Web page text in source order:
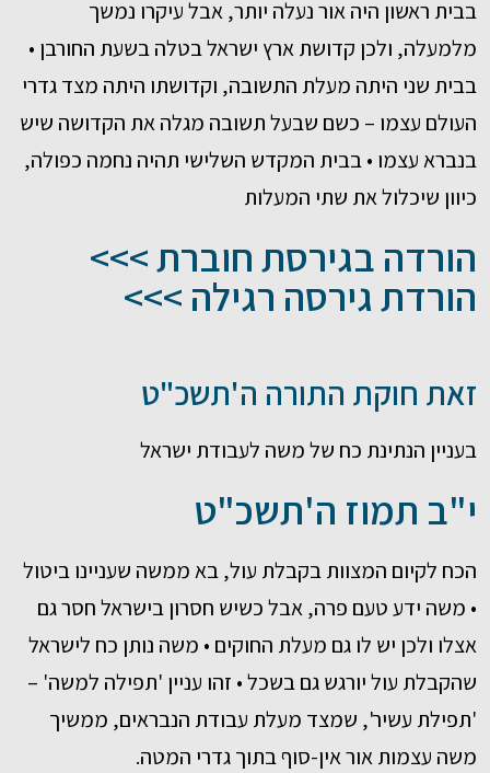
בבית ראשון היה אור נעלה יותר, אבל עיקרו נמשך
מלמעלה, ולכן קדושת ארץ ישראל בטלה בשעת החורבן •
בבית שני היתה מעלת התשובה, וקדושתו היתה מצד גדרי
העולם עצמו – כשם שבעל תשובה מגלה את הקדושה שיש
בנברא עצמו • בבית המקדש השלישי תהיה נחמה כפולה,
כיוון שיכלול את שתי המעלות
הורדה בגירסת חוברת >>>
הורדת גירסה רגילה >>>
זאת חוקת התורה ה'תשכ"ט
בעניין הנתינת כח של משה לעבודת ישראל
י"ב תמוז ה'תשכ"ט
הכח לקיום המצוות בקבלת עול, בא ממשה שעניינו ביטול
• משה ידע טעם פרה, אבל כשיש חסרון בישראל חסר גם
אצלו ולכן יש לו גם מעלת החוקים • משה נותן כח לישראל
שהקבלת עול יורגש גם בשכל • זהו עניין 'תפילה למשה' –
'תפילת עשיר', שמצד מעלת עבודת הנבראים, ממשיך
משה עצמות אור אין-סוף בתוך גדרי המטה.